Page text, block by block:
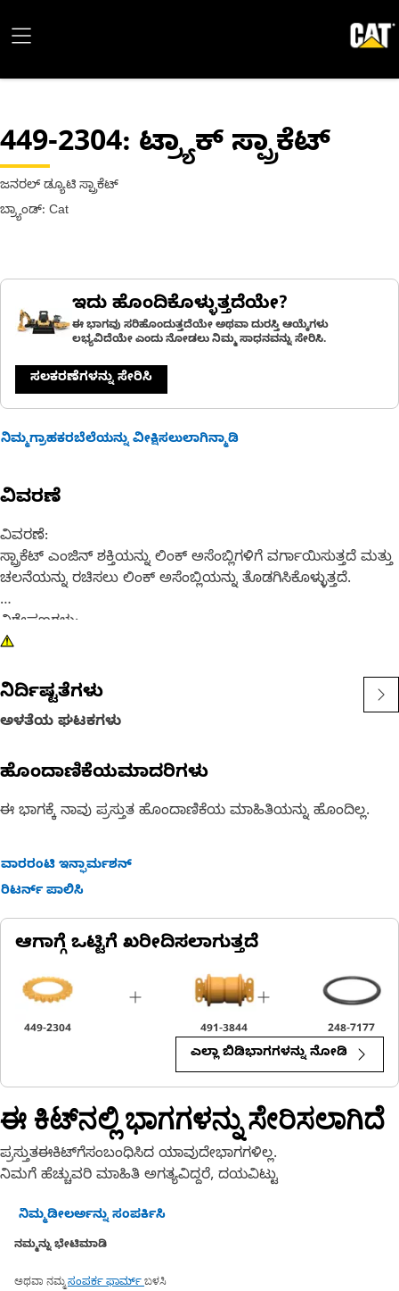
449-2304: ಟ್ರ್ಯಾಕ್ ಸ್ಪ್ರಾಕೆಟ್
ಜನರಲ್ ಡ್ಯೂಟಿ ಸ್ಪ್ರಾಕೆಟ್
ಬ್ರ್ಯಾಂಡ್: Cat
ಇದು ಹೊಂದಿಕೊಳ್ಳುತ್ತದೆಯೇ?
ಈ ಭಾಗವು ಸರಿಹೊಂದುತ್ತದೆಯೇ ಅಥವಾ ದುರಸ್ತಿ ಆಯ್ಕೆಗಳು
ಲಭ್ಯವಿದೆಯೇ ಎಂದು ನೋಡಲು ನಿಮ್ಮ ಸಾಧನವನ್ನು ಸೇರಿಸಿ.
ಸಲಕರಣೆಗಳನ್ನು ಸೇರಿಸಿ
ನಿಮ್ಮಗ್ರಾಹಕರಬೆಲೆಯನ್ನು ವೀಕ್ಷಿಸಲುಲಾಗಿನ್ಮಾಡಿ
ವಿವರಣೆ
ವಿವರಣೆ:
ಸ್ಪ್ರಾಕೆಟ್ ಎಂಜಿನ್ ಶಕ್ತಿಯನ್ನು ಲಿಂಕ್ ಅಸೆಂಬ್ಲಿಗಳಿಗೆ ವರ್ಗಾಯಿಸುತ್ತದೆ ಮತ್ತು
ಚಲನೆಯನ್ನು ರಚಿಸಲು ಲಿಂಕ್ ಅಸೆಂಬ್ಲಿಯನ್ನು ತೊಡಗಿಸಿಕೊಳ್ಳುತ್ತದೆ.
ವಿಶೇಷಣಗಳು:
• ಗಟ್ಟಿಯಾದ ಸ್ಟೀಲ್ ಸ್ಪ್ರಾಕೆಟ್
ಅಪ್ಲಿಕೇಶನ್:
ಹೆಚ್ಚಿನ ಮಾಹಿತಿಗಾಗಿ ನಿಮ್ಮ ಮಾಲೀಕರ ಕೈಪಿಡಿಯನ್ನು ಸಂಪರ್ಕಿಸಿ ಅಥವಾ
ನಿರ್ದಿಷ್ಟತೆಗಳು
ಅಳತೆಯ ಘಟಕಗಳು
ಹೊಂದಾಣಿಕೆಯಮಾದರಿಗಳು
ಈ ಭಾಗಕ್ಕೆ ನಾವು ಪ್ರಸ್ತುತ ಹೊಂದಾಣಿಕೆಯ ಮಾಹಿತಿಯನ್ನು ಹೊಂದಿಲ್ಲ.
ವಾರರಂಟಿ ಇನ್ಫಾರ್ಮಶನ್
ರಿಟರ್ನ್ ಪಾಲಿಸಿ
ಆಗಾಗ್ಗೆ ಒಟ್ಟಿಗೆ ಖರೀದಿಸಲಾಗುತ್ತದೆ
449-2304 491-3844 248-7177
ಎಲ್ಲಾ ಬಿಡಿಭಾಗಗಳನ್ನು ನೋಡಿ
ಈ ಕಿಟ್‌ನಲ್ಲಿ ಭಾಗಗಳನ್ನು ಸೇರಿಸಲಾಗಿದೆ
ಪ್ರಸ್ತುತಈಕಿಟ್‌ಗೆಸಂಬಂಧಿಸಿದ ಯಾವುದೇಭಾಗಗಳಿಲ್ಲ.
ನಿಮಗೆ ಹೆಚ್ಚುವರಿ ಮಾಹಿತಿ ಅಗತ್ಯವಿದ್ದರೆ, ದಯವಿಟ್ಟು
ನಿಮ್ಮಡೀಲರ್ಅನ್ನು ಸಂಪರ್ಕಿಸಿ
ನಮ್ಮನ್ನು ಭೇಟಿಮಾಡಿ
ಅಥವಾ ನಮ್ಮಸಂಪರ್ಕ ಫಾರ್ಮ್ಬಳಸಿ